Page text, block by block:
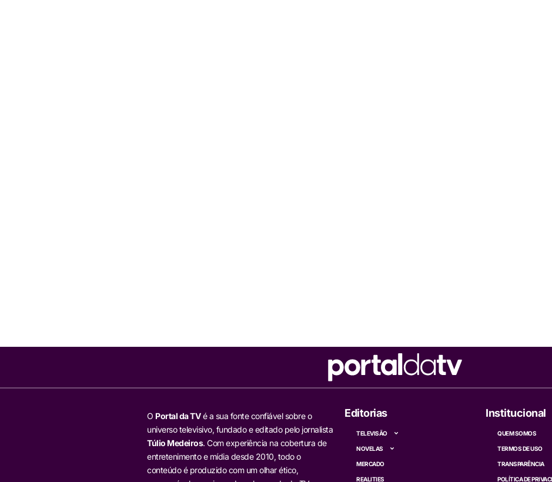
O Portal da TVé a sua fonte confiável sobre o
universo televisivo, fundado e editado pelo jornalista
Túlio Medeiros. Com experiência na cobertura de
entretenimento e mídia desde 2010, todo o
conteúdo é produzido com um olhar ético,
Editorias
TELEVISÃO
NOVELAS
MERCADO
REALITIES
Institucional
QUEM SOMOS
TERMOS DE USO
TRANSPARÊNCIA
POLÍTICA DE